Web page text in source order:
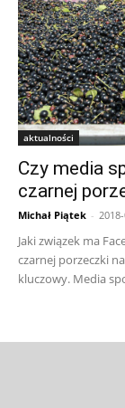
aktualności
Czy media
czarnej
Michał Piątek -
Jaki związek ma
czarnej porzeczki
kluczowy. Media